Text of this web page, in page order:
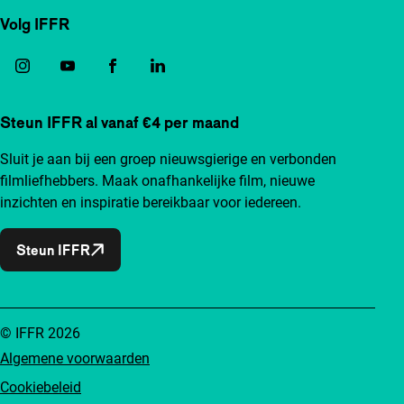
Volg IFFR
Steun IFFR al vanaf €4 per maand
Sluit je aan bij een groep nieuwsgierige en verbonden
filmliefhebbers. Maak onafhankelijke film, nieuwe
inzichten en inspiratie bereikbaar voor iedereen.
Steun IFFR
Algemene voorwaarden
Cookiebeleid
© IFFR 2026